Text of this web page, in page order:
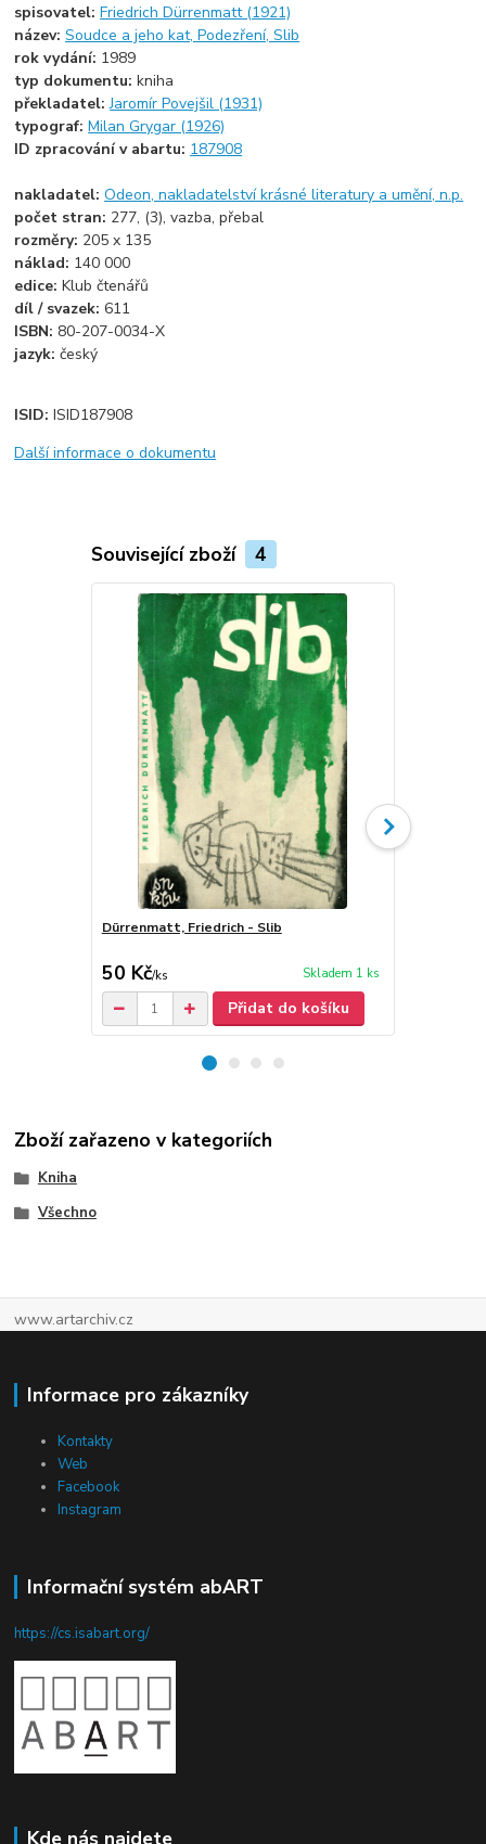
spisovatel:Friedrich Dürrenmatt (1921)
název:Soudce a jeho kat, Podezření, Slib
rok vydání: 1989
typ dokumentu:kniha
překladatel:Jaromír Povejšil (1931)
typograf:Milan Grygar (1926)
ID zpracování v abartu: 187908
nakladatel:Odeon, nakladatelství krásné literatury a umění, n.p.
počet stran: 277, (3), vazba, přebal
rozměry: 205 x 135
náklad: 140 000
edice:Klub čtenářů
díl / svazek:611
ISBN: 80-207-0034-X
jazyk:český
ISID:ISID187908
Další informace o dokumentu
Související zboží 4
Dürrenmatt, Friedrich - Slib
50 Kč/ks Skladem 1 ks
Přidat do košíku
Zboží zařazeno v kategoriích
Kniha
Všechno
www.artarchiv.cz
Informace pro zákazníky
Kontakty
Web
Facebook
Instagram
Informační systém abART
https://cs.isabart.org/
Kde nás najdete